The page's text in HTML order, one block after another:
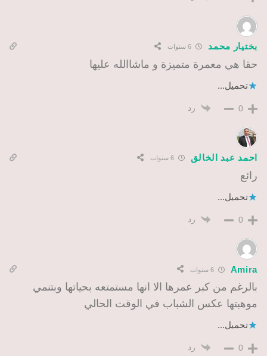
بختيار محمد
حقا هي معمرة متميزة و ماشاالله عليها
تحميل...
0 رد
احمد عبد الخالق 6 سنوات
رائع
تحميل...
0 رد
Amira 6 سنوات
بالرغم من كبر عمرها الا انها مستمتعه بحياتها وبتنمي
موهبتها عكس الشباب في الوقت الحالي
تحميل...
0 رد